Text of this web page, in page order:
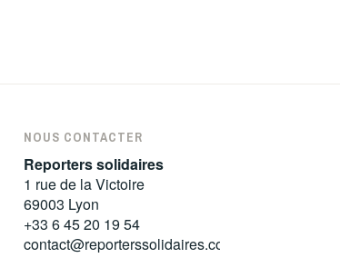
NOUS CONTACTER
Reporters solidaires
1 rue de la Victoire
69003 Lyon
+33 6 45 20 19 54
contact@reporterssolidaires.com